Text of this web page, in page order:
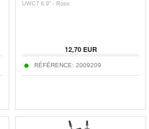
UWC7 6.9" - Rose
12,70EUR
RÉFÉRENCE: 2009209